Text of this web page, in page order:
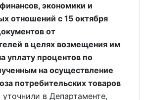
экономики и
отношений с 15 октября
от
в целях возмещения им
уплату процентов по
на осуществление
потребительских товаров
уточнили в Департаменте,